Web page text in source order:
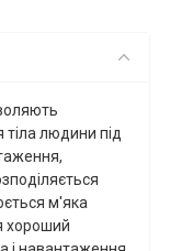
людини під
м'яка
хороший